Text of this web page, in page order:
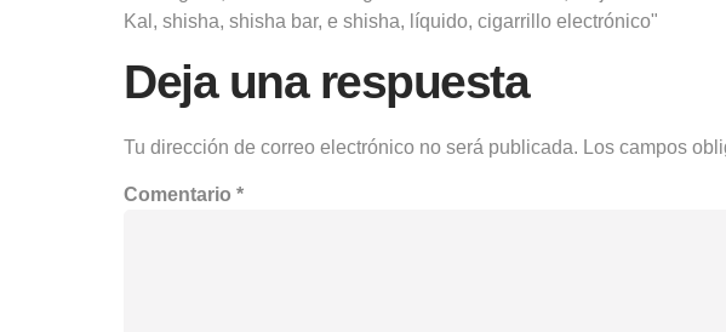
Kal, shisha, shisha bar, e shisha, líquido, cigarrillo electrónico"
Deja una respuesta
Tu dirección de correo electrónico no será publicada. Los campos
Comentario *